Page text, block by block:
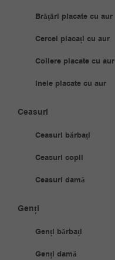
Brățări placate cu aur
Cercei placați cu aur
Coliere placate cu aur
Inele placate cu aur
Ceasuri
Ceasuri bărbați
Ceasuri copii
Ceasuri damă
Genți
Genți bărbați
Genți damă